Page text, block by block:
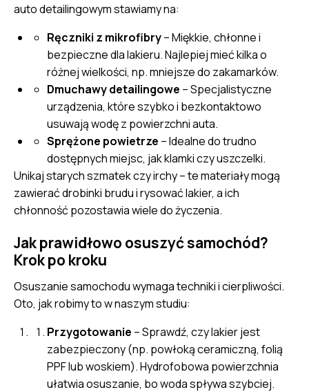
auto detailingowym stawiamy na:
Ręczniki z mikrofibry– Miękkie, chłonne i
bezpieczne dla lakieru. Najlepiej mieć kilka o
różnej wielkości, np. mniejsze do zakamarków.
Dmuchawy detailingowe – Specjalistyczne
urządzenia, które szybko i bezkontaktowo
usuwają wodę z powierzchni auta.
Sprężone powietrze – Idealne do trudno
dostępnych miejsc, jak klamki czy uszczelki.
Unikaj starych szmatek czy irchy – te materiały mogą
zawierać drobinki brudu i rysować lakier, a ich
chłonność pozostawia wiele do życzenia.
Jak prawidłowo osuszyć samochód?
Krok po kroku
Osuszanie samochodu wymaga techniki i cierpliwości.
Oto, jak robimy to w naszym studiu:
Przygotowanie – Sprawdź, czy lakier jest
zabezpieczony (np. powłoką ceramiczną, folią
PPFlub woskiem). Hydrofobowa powierzchnia
ułatwia osuszanie, bo woda spływa szybciej.